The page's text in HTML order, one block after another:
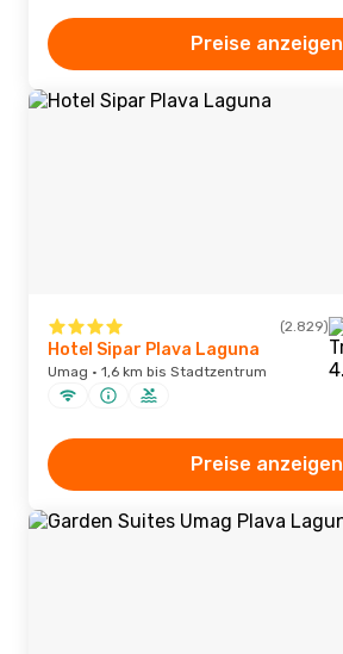
Preise anzeigen
(2.829)
Hotel Sipar Plava Laguna
Umag · 1,6 km bis Stadtzentrum
Preise anzeigen